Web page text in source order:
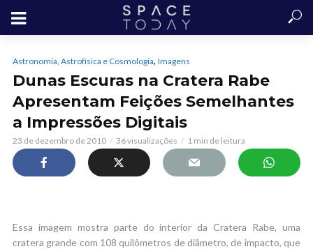
Astronomia, Astrofísica e Cosmologia, Imagens
Dunas Escuras na Cratera Rabe
Apresentam Feições Semelhantes
a Impressões Digitais
23 de dezembro de 2010 36 visualizações 1 min de leitura
Essa imagem mostra parte do interior da Cratera Rabe, uma
cratera grande com 108 quilômetros de diâmetro, de impacto, que